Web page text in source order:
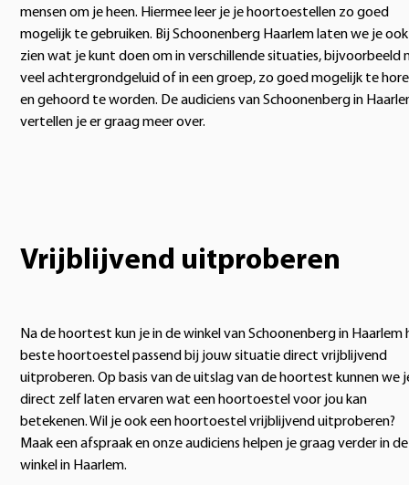
mensen om je heen. Hiermee leer je je hoortoestellen zo goed
mogelijk te gebruiken. Bij Schoonenberg Haarlem laten we je ook
zien wat je kunt doen om in verschillende situaties, bijvoorbeeld
veel achtergrondgeluid of in een groep, zo goed mogelijk te
en gehoord te worden. De audiciens van Schoonenberg in
vertellen je er graag meer over.
Vrijblijvend uitproberen
Na de hoortest kun je in de winkel van Schoonenberg in Haarlem
beste hoortoestel passend bij jouw situatie direct vrijblijvend
uitproberen. Op basis van de uitslag van de hoortest kunnen we
direct zelf laten ervaren wat een hoortoestel voor jou kan
betekenen. Wil je ook een hoortoestel vrijblijvend uitproberen?
Maak een afspraak en onze audiciens helpen je graag verder in de
winkel in Haarlem.